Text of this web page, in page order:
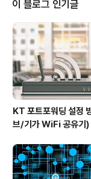
옵니다. 이럴 때 많은 사람
니다. “뭐부터 해야 하지
하지?”“이 일을 먼저 해
위를 물어봐야 하나?”일
이 블로그 인기글
KT 포트포워딩 설정
브/기가 WiFi 공유기